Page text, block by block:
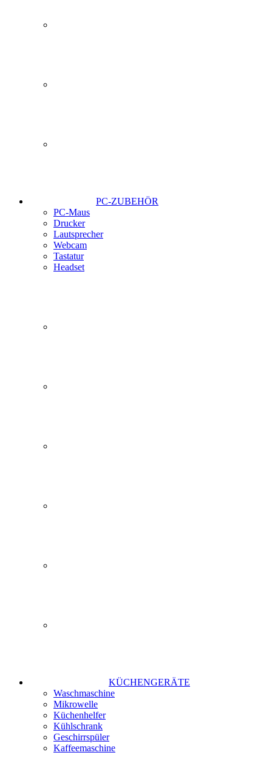
PC-ZUBEHÖR
PC-Maus
Drucker
Lautsprecher
Webcam
Tastatur
Headset
KÜCHENGERÄTE
Waschmaschine
Mikrowelle
Küchenhelfer
Kühlschrank
Geschirrspüler
Kaffeemaschine